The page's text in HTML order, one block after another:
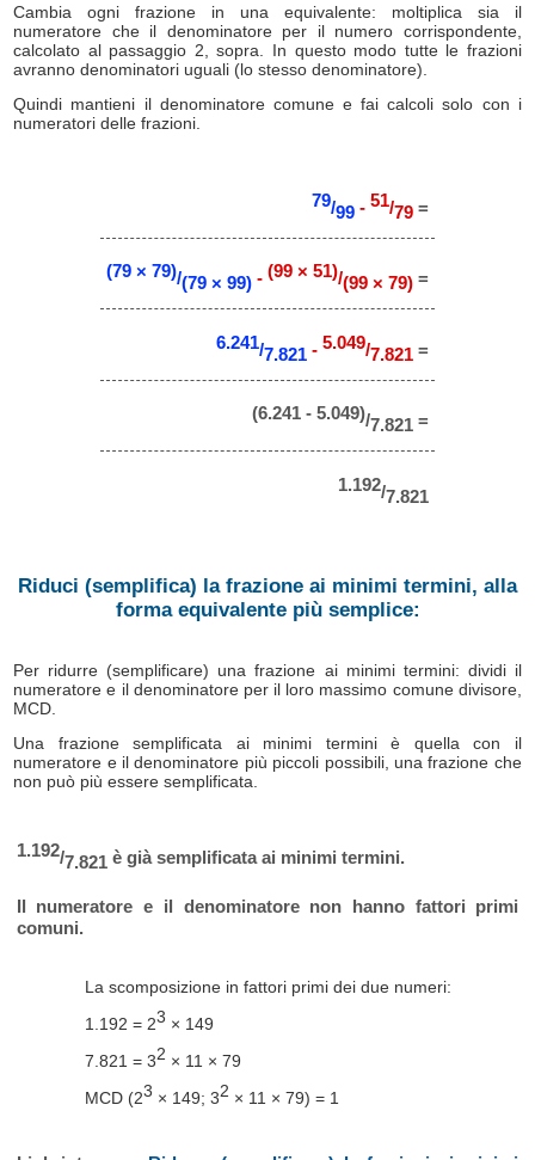
Cambia ogni frazione in una equivalente: moltiplica sia il
numeratore che il denominatore per il numero corrispondente,
calcolato al passaggio 2, sopra. In questo modo tutte le frazioni
avranno denominatori uguali (lo stesso denominatore).
Quindi mantieni il denominatore comune e fai calcoli solo con i
numeratori delle frazioni.
79/99 - 51/79 =
(79 × 79)/(79 × 99) - (99 × 51)/(99 × 79) =
6.241/7.821 - 5.049/7.821 =
(6.241 - 5.049)/7.821 =
1.192/7.821
Riduci (semplifica) la frazione ai minimi termini, alla
forma equivalente più semplice:
Per ridurre (semplificare) una frazione ai minimi termini: dividi il
numeratore e il denominatore per il loro massimo comune divisore,
MCD.
Una frazione semplificata ai minimi termini è quella con il
numeratore e il denominatore più piccoli possibili, una frazione che
non può più essere semplificata.
1.192/7.821 è già semplificata ai minimi termini.
Il numeratore e il denominatore non hanno fattori primi
comuni.
La scomposizione in fattori primi dei due numeri:
1.192 = 23 × 149
7.821 = 32 × 11 × 79
MCD (23 × 149; 32 × 11 × 79) = 1